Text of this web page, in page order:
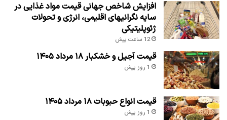
افزایش شاخص جهانی قیمت مواد غذایی در
سایه نگرانیهای اقلیمی، انرژی و تحولات
ژئوپلیتیکی
12 ساعت پیش
قیمت آجیل و خشکبار ۱۸ مرداد ۱۴۰۵
1 روز پیش
قیمت انواع حبوبات ۱۸ مرداد ۱۴۰۵
1 روز پیش